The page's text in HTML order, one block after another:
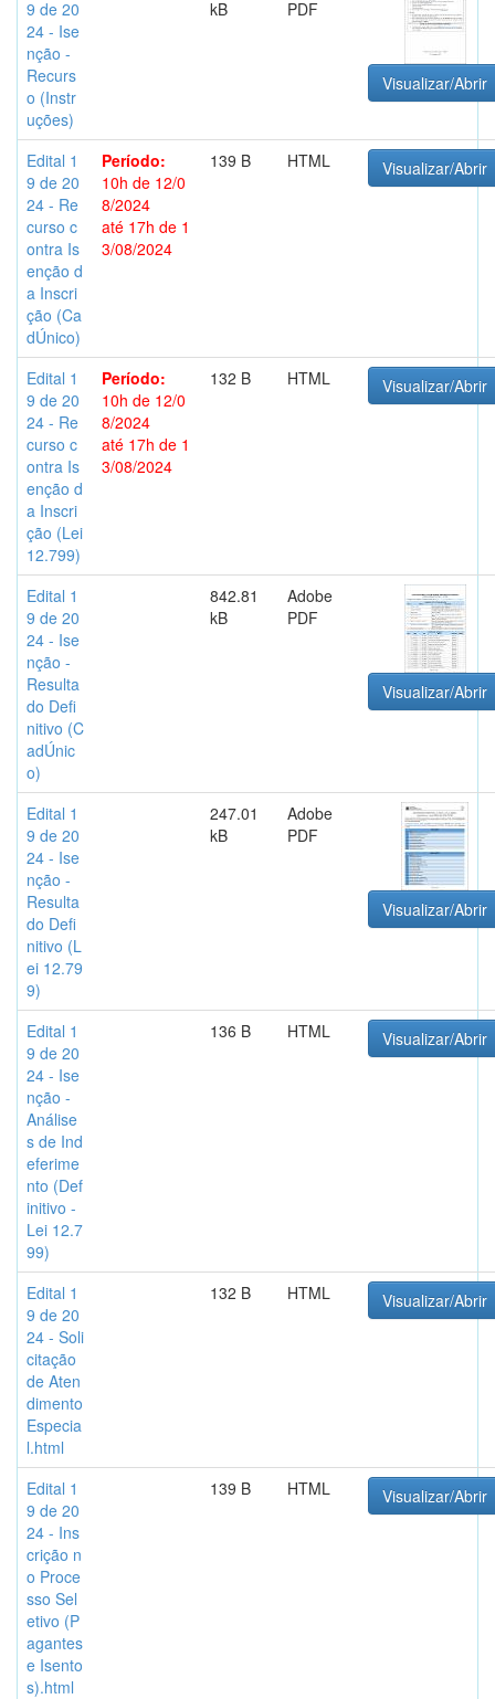
9 de 20
24 - Ise
nção -
Recurs
o (Instr
uções)
kB PDF
Visualizar/Abrir
Edital 1
9 de 20
24 - Re
curso c
ontra Is
enção d
a Inscri
ção (Ca
dÚnico)
Período:
10h de 12/0
8/2024
até 17h de 1
3/08/2024
139 B HTML Visualizar/Abrir
Edital 1
9 de 20
24 - Re
curso c
ontra Is
enção d
a Inscri
ção (Lei
12.799)
Período:
10h de 12/0
8/2024
até 17h de 1
3/08/2024
132 B HTML Visualizar/Abrir
Edital 1
9 de 20
24 - Ise
nção -
Resulta
do Defi
nitivo (C
adÚnic
o)
842.81
kB
Adobe
PDF
Visualizar/Abrir
Edital 1
9 de 20
24 - Ise
nção -
Resulta
do Defi
nitivo (L
ei 12.79
9)
247.01
kB
Adobe
PDF
Visualizar/Abrir
Edital 1
9 de 20
24 - Ise
nção -
Análise
s de Ind
eferime
nto (Def
initivo -
Lei 12.7
99)
136 B HTML Visualizar/Abrir
Edital 1
9 de 20
24 - Soli
citação
de Aten
dimento
Especia
l.html
132 B HTML Visualizar/Abrir
Edital 1
9 de 20
24 - Ins
crição n
o Proce
sso Sel
etivo (P
agantes
e Isento
s).html
139 B HTML Visualizar/Abrir